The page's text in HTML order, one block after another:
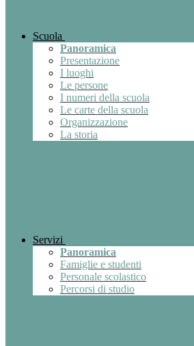
Scuola
Panoramica
Presentazione
I luoghi
Le persone
I numeri della scuola
Le carte della scuola
Organizzazione
La storia
Servizi
Panoramica
Famiglie e studenti
Personale scolastico
Percorsi di studio